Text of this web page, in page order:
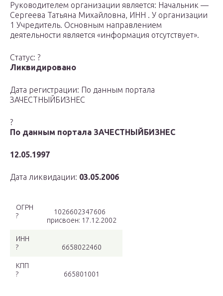
Руководителем организации является: Начальник —
Сергеева Татьяна Михайловна, ИНН . У организации
1 Учредитель. Основным направлением
деятельности является «информация отсутствует».
Статус: ?
Ликвидировано
Дата регистрации: По данным портала
ЗАЧЕСТНЫЙБИЗНЕС
?
По данным портала ЗАЧЕСТНЫЙБИЗНЕС
12.05.1997
Дата ликвидации: 03.05.2006
ОГРН
?
1026602347606
присвоен: 17.12.2002
ИНН
?
6658022460
КПП
?
665801001